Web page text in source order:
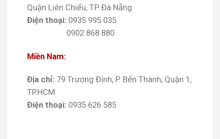
Quận Liên Chiểu, TP Đà Nẵng
Điện thoại: 0935 995 035
0902 868 880
Miền Nam:
Địa chỉ: 79 Trương Định, P. Bến Thành, Quận 1,
TP.HCM
Điện thoại: 0935 626 585